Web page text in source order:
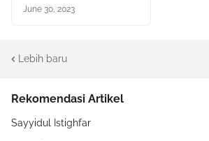
June 30, 2023
Lebih baru
Rekomendasi Artikel
Sayyidul Istighfar